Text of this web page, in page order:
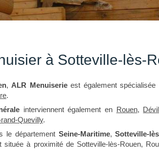
à Sotteville-lès-
, ALR Menuiserieest également spécialisée
.
interviennent également en Rouen,
Quevilly.
le département Seine-Maritime,Sotteville-
située à proximité de Sotteville-lès-Rouen,